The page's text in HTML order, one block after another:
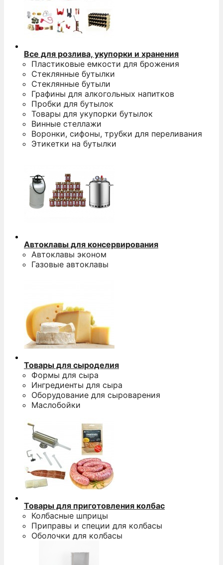
Все для розлива, укупорки и хранения
Пластиковые емкости для брожения
Стеклянные бутылки
Стеклянные бутыли
Графины для алкогольных напитков
Пробки для бутылок
Товары для укупорки бутылок
Винные стеллажи
Воронки, сифоны, трубки для переливания
Этикетки на бутылки
Автоклавы для консервирования
Автоклавы эконом
Газовые автоклавы
Товары для сыроделия
Формы для сыра
Ингредиенты для сыра
Оборудование для сыроварения
Маслобойки
Товары для приготовления колбас
Колбасные шприцы
Приправы и специи для колбасы
Оболочки для колбасы